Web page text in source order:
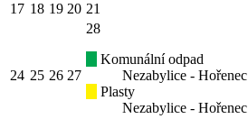
17 18 19 20 21
24 25 26 27
28
Komunální odpad
Nezabylice - Hořenec
Plasty
Nezabylice - Hořenec